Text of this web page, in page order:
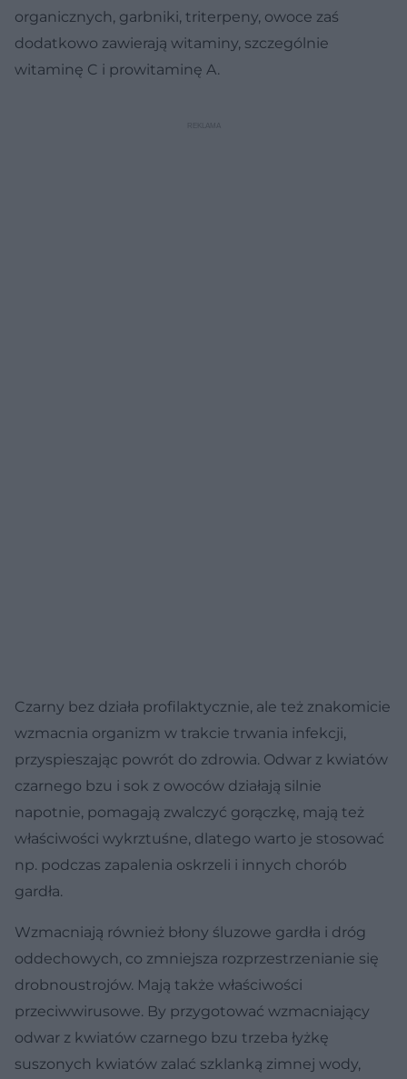
organicznych, garbniki, triterpeny, owoce zaś
dodatkowo zawierają witaminy, szczególnie
witaminę C i prowitaminę A.
Czarny bez działa profilaktycznie, ale też znakomicie
wzmacnia organizm w trakcie trwania infekcji,
przyspieszając powrót do zdrowia. Odwar z kwiatów
czarnego bzu i sok z owoców działają silnie
napotnie, pomagają zwalczyć gorączkę, mają też
właściwości wykrztuśne, dlatego warto je stosować
np. podczas zapalenia oskrzeli i innych chorób
gardła.
Wzmacniają również błony śluzowe gardła i dróg
oddechowych, co zmniejsza rozprzestrzenianie się
drobnoustrojów. Mają także właściwości
przeciwwirusowe. By przygotować wzmacniający
odwar z kwiatów czarnego bzu trzeba łyżkę
suszonych kwiatów zalać szklanką zimnej wody,